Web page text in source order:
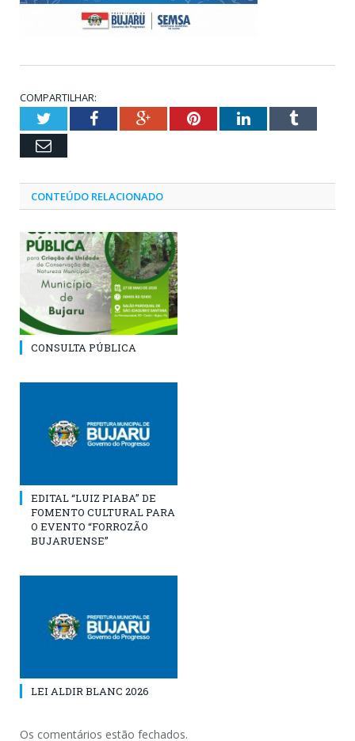
COMPARTILHAR:
TwitterFacebookGoogle+PinterestLinkedInTumblr
Email
CONTEÚDO RELACIONADO
CONSULTA PÚBLICA
EDITAL “LUIZ PIABA” DE
FOMENTO CULTURAL PARA
O EVENTO “FORROZÃO
BUJARUENSE”
LEI ALDIR BLANC 2026
Os comentários estão fechados.